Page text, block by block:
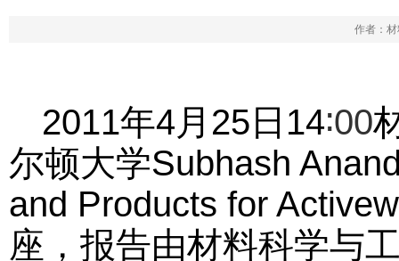
作者：
2011年4月 25日 14∶00
尔顿大学Subhash
and Products for
座，报告由材料科学与